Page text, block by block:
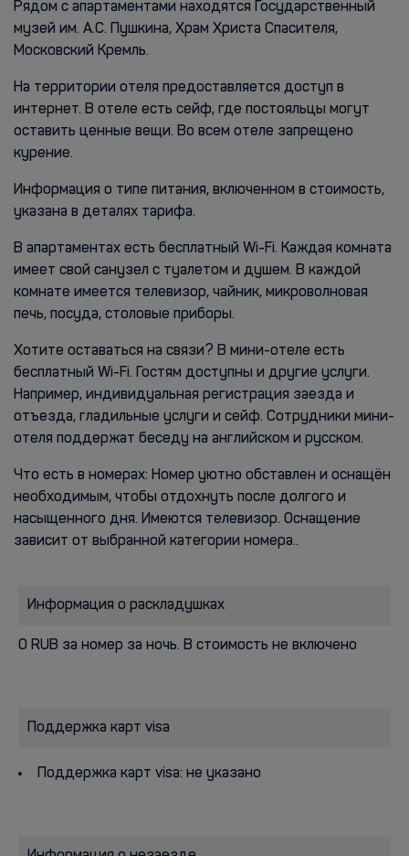
Рядом с апартаментами находятся Государственный
музей им. А.С. Пушкина, Храм Христа Спасителя,
Московский Кремль.
На территории отеля предоставляется доступ в
интернет. В отеле есть сейф, где постояльцы могут
оставить ценные вещи. Во всем отеле запрещено
курение.
Информация о типе питания, включенном в стоимость,
указана в деталях тарифа.
В апартаментах есть бесплатный Wi-Fi. Каждая комната
имеет свой санузел с туалетом и душем. В каждой
комнате имеется телевизор, чайник, микроволновая
печь, посуда, столовые приборы.
Хотите оставаться на связи? В мини-отеле есть
бесплатный Wi-Fi. Гостям доступны и другие услуги.
Например, индивидуальная регистрация заезда и
отъезда, гладильные услуги и сейф. Сотрудники мини-
отеля поддержат беседу на английском и русском.
Что есть в номерах: Номер уютно обставлен и оснащён
необходимым, чтобы отдохнуть после долгого и
насыщенного дня. Имеются телевизор. Оснащение
зависит от выбранной категории номера..
Информация о раскладушках
0 RUB за номер за ночь. В стоимость не включено
Поддержка карт visa
Поддержка карт visa: не указано